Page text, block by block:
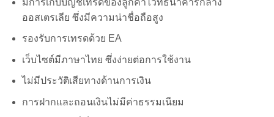
ออสเตรเลีย ซึ่งมีความน่าชื่อถือสูง
รองรับการเทรดด้วย EA
เว็บไซต์มีภาษาไทย ซึ่งง่ายต่อการใช้งาน
ไม่มีประวัติเสียทางด้านการเงิน
การฝากและถอนเงินไม่มีค่าธรรมเนียม